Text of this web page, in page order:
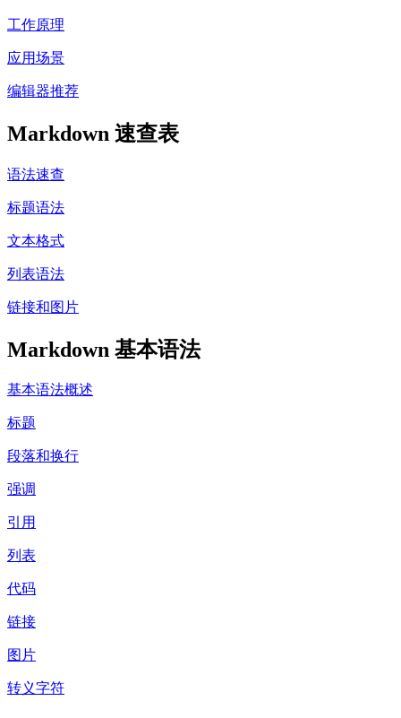
工作原理
应用场景
编辑器推荐
Markdown 速查表
语法速查
标题语法
文本格式
列表语法
链接和图片
Markdown 基本语法
基本语法概述
标题
段落和换行
强调
引用
列表
代码
链接
图片
转义字符